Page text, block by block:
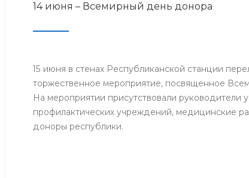
впервые – по специальности
14 июня – Всемирный день донора
15 июня в стенах Республиканской станции
торжественное мероприятие, посвященное
На мероприятии присутствовали руководители
профилактических учреждений, медицинские
доноры республики.